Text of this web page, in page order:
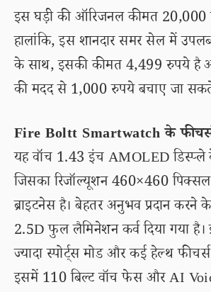
इस घड़ी की ऑरिजनल कीमत 20,000
हालांकि, इस शानदार समर सेल में
के साथ, इसकी कीमत 4,499 रुपये
की मदद से 1,000 रुपये बचाए जा
Fire Boltt Smartwatch के
यह वॉच 1.43 इंच AMOLED
जिसका रिजॉल्यूशन 460×460
ब्राइटनेस है। बेहतर अनुभव प्रदान करने
2.5D फुल लैमिनेशन कर्व दिया गया
ज्यादा स्पोर्ट्स मोड और कई हेल्थ
इसमें 110 बिल्ट वॉच फेस और AI